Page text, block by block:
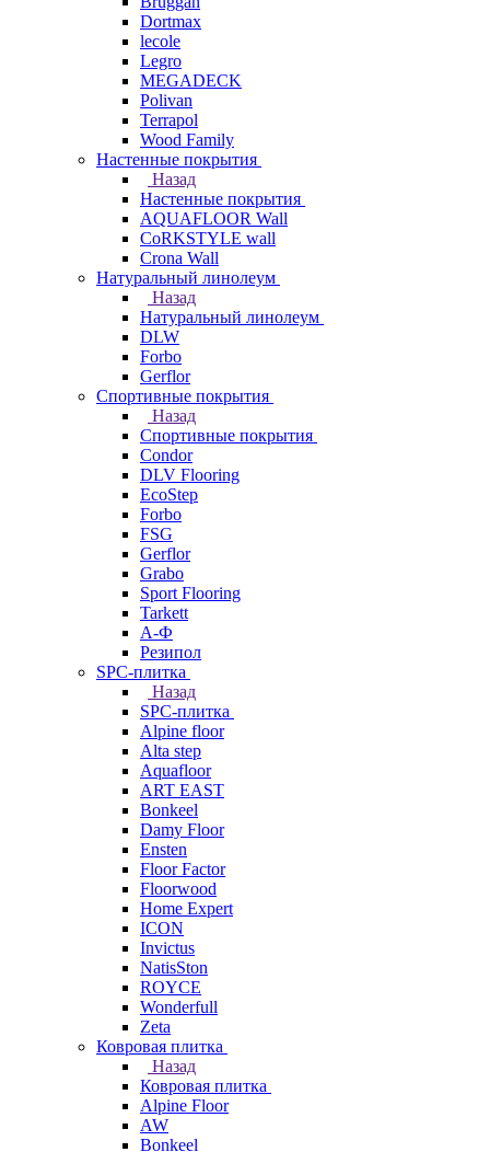
Dortmax
lecole
Legro
MEGADECK
Polivan
Terrapol
Wood Family
Настенные покрытия
Назад
Настенные покрытия
AQUAFLOOR Wall
CoRKSTYLE wall
Crona Wall
Натуральный линолеум
Назад
Натуральный линолеум
DLW
Forbo
Gerflor
Спортивные покрытия
Назад
Спортивные покрытия
Condor
DLV Flooring
EcoStep
Forbo
FSG
Gerflor
Grabo
Sport Flooring
Tarkett
А-Ф
Резипол
SPC-плитка
Назад
SPC-плитка
Alpine floor
Alta step
Aquafloor
ART EAST
Bonkeel
Damy Floor
Ensten
Floor Factor
Floorwood
Home Expert
ICON
Invictus
NatisSton
ROYCE
Wonderfull
Zeta
Ковровая плитка
Назад
Ковровая плитка
Alpine Floor
AW
Bonkeel